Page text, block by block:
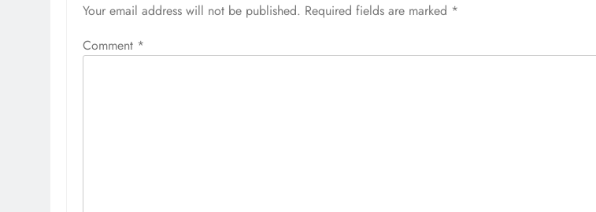
Your email address will not be published. Required fields are marked *
Comment *